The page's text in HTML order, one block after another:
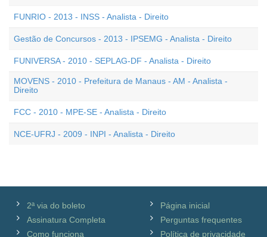
FUNRIO - 2013 - INSS - Analista - Direito
Gestão de Concursos - 2013 - IPSEMG - Analista - Direito
FUNIVERSA - 2010 - SEPLAG-DF - Analista - Direito
MOVENS - 2010 - Prefeitura de Manaus - AM - Analista -
Direito
FCC - 2010 - MPE-SE - Analista - Direito
NCE-UFRJ - 2009 - INPI - Analista - Direito
2ª via do boleto
Assinatura Completa
Como funciona
Página inicial
Perguntas frequentes
Política de privacidade